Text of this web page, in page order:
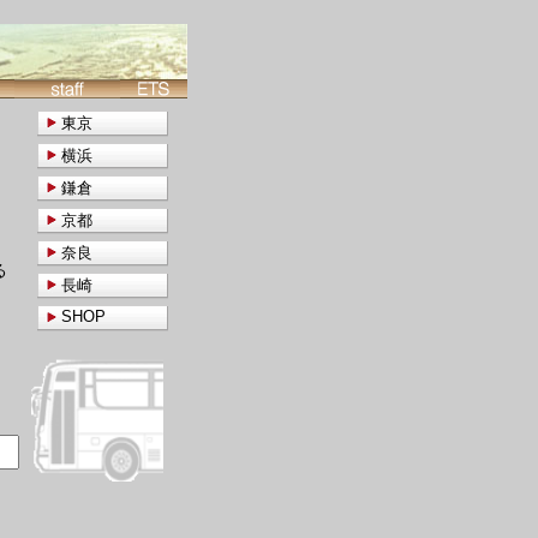
東京
横浜
鎌倉
京都
奈良
長崎
SHOP